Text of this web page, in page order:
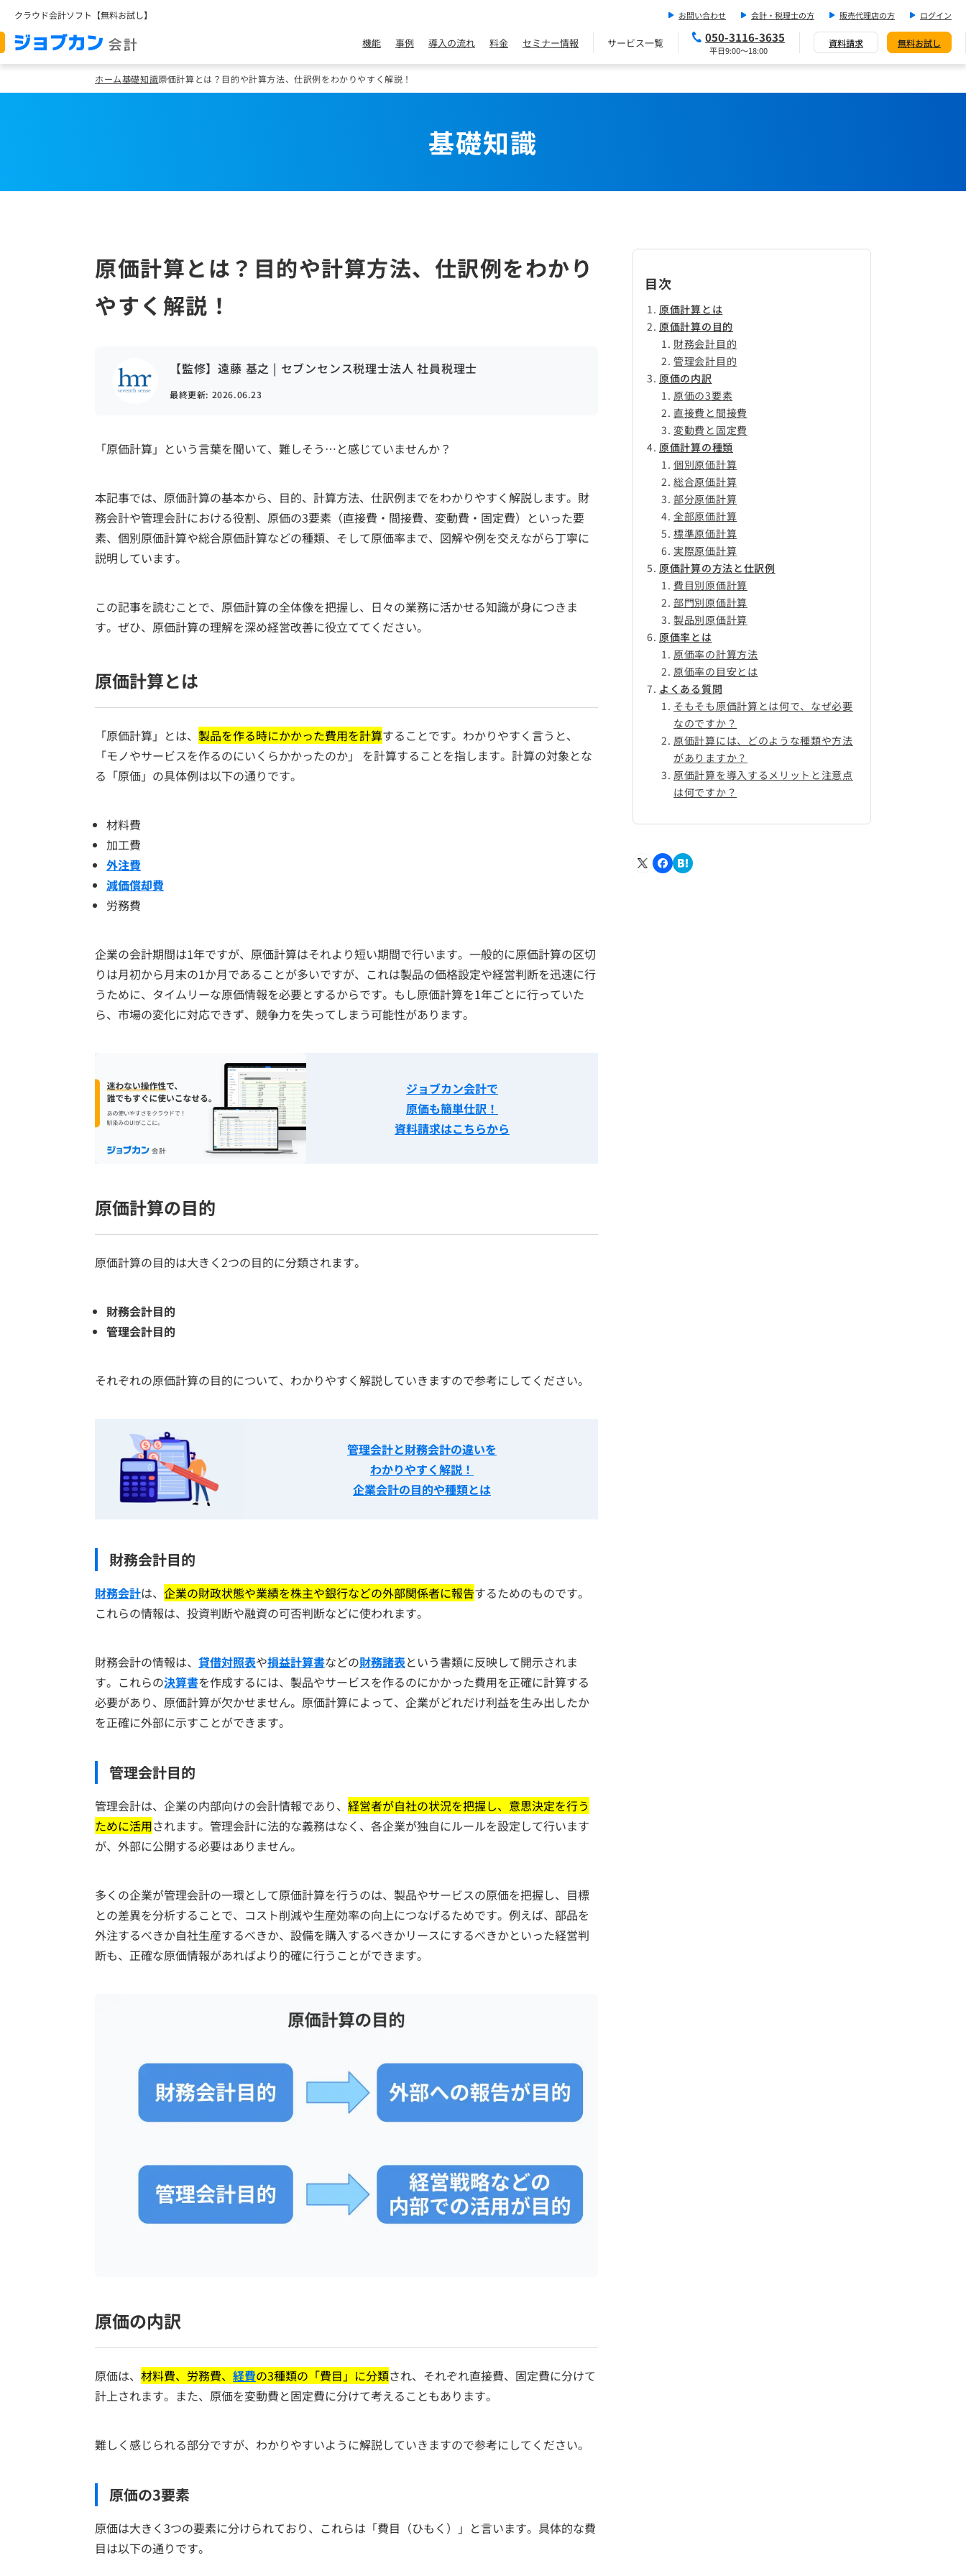
クラウド会計ソフト【無料お試し】 お問い合わせ 会計・税理士の方 販売代理店の方 ログイン
機能 事例 導入の流れ 料金 セミナー情報 サービス一覧 050-3116-3635
平日9:00～18:00
資料請求 無料お試し
ホーム基礎知識原価計算とは？目的や計算方法、仕訳例をわかりやすく解説！
基礎知識
原価計算とは？目的や計算方法、仕訳例をわかり
やすく解説！
【監修】遠藤 基之 | セブンセンス税理士法人 社員税理士
最終更新: 2026.06.23
「原価計算」という言葉を聞いて、難しそう…と感じていませんか？
本記事では、原価計算の基本から、目的、計算方法、仕訳例までをわかりやすく解説します。財
務会計や管理会計における役割、原価の3要素（直接費・間接費、変動費・固定費）といった要
素、個別原価計算や総合原価計算などの種類、そして原価率まで、図解や例を交えながら丁寧に
説明しています。
この記事を読むことで、原価計算の全体像を把握し、日々の業務に活かせる知識が身につきま
す。ぜひ、原価計算の理解を深め経営改善に役立ててください。
原価計算とは
「原価計算」とは、 製品を作る時にかかった費用を計算することです。わかりやすく言うと、
「モノやサービスを作るのにいくらかかったのか」 を計算することを指します。計算の対象とな
る「原価」の具体例は以下の通りです。
材料費
加工費
外注費
減価償却費
労務費
企業の会計期間は1年ですが、原価計算はそれより短い期間で行います。一般的に原価計算の区切
りは月初から月末の1か月であることが多いですが、これは製品の価格設定や経営判断を迅速に行
うために、タイムリーな原価情報を必要とするからです。もし原価計算を1年ごとに行っていた
ら、市場の変化に対応できず、競争力を失ってしまう可能性があります。
ジョブカン会計で
原価も簡単仕訳 ！
資料請求はこちらから
原価計算の目的
原価計算の目的は大きく2つの目的に分類されます。
財務会計目的
管理会計目的
それぞれの原価計算の目的について、わかりやすく解説していきますので参考にしてください。
管理会計と財務会計の違いを
わかりやすく解説！
企業会計の目的や種類とは
財務会計目的
財務会計は、 企業の財政状態や業績を株主や銀行などの外部関係者に報告するためのものです。
これらの情報は、投資判断や融資の可否判断などに使われます。
財務会計の情報は、 貸借対照表や損益計算書などの財務諸表という書類に反映して開示されま
す。これらの決算書を作成するには、製品やサービスを作るのにかかった費用を正確に計算する
必要があり、原価計算が欠かせません。原価計算によって、企業がどれだけ利益を生み出したか
を正確に外部に示すことができます。
管理会計目的
管理会計は、企業の内部向けの会計情報であり、 経営者が自社の状況を把握し、意思決定を行う
ために活用されます。管理会計に法的な義務はなく、各企業が独自にルールを設定して行います
が、外部に公開する必要はありません。
多くの企業が管理会計の一環として原価計算を行うのは、製品やサービスの原価を把握し、目標
との差異を分析することで、コスト削減や生産効率の向上につなげるためです。例えば、部品を
外注するべきか自社生産するべきか、設備を購入するべきかリースにするべきかといった経営判
断も、正確な原価情報があればより的確に行うことができます。
原価の内訳
原価は、 材料費、労務費、 経費の3種類の「費目」に分類され、それぞれ直接費、固定費に分けて
計上されます。また、原価を変動費と固定費に分けて考えることもあります。
難しく感じられる部分ですが、わかりやすいように解説していきますので参考にしてください。
原価の3要素
原価は大きく3つの要素に分けられており、これらは「費目（ひもく）」と言います。具体的な費
目は以下の通りです。
目次
原価計算とは
原価計算の目的
財務会計目的
管理会計目的
原価の内訳
原価の3要素
直接費と間接費
変動費と固定費
原価計算の種類
個別原価計算
総合原価計算
部分原価計算
全部原価計算
標準原価計算
実際原価計算
原価計算の方法と仕訳例
費目別原価計算
部門別原価計算
製品別原価計算
原価率とは
原価率の計算方法
原価率の目安とは
よくある質問
そもそも原価計算とは何で、なぜ必要
なのですか？
原価計算には、どのような種類や方法
がありますか？
原価計算を導入するメリットと注意点
は何ですか？